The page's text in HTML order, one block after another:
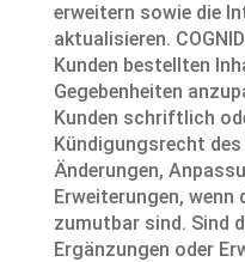
erweitern sowie die
aktualisieren.
Kunden bestellten
Gegebenheiten
Kunden schriftlich
Kündigungsrecht
Änderungen,
Erweiterungen, wenn
zumutbar sind. Sind
Ergänzungen oder